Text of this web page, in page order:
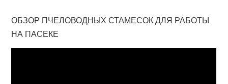
ОБЗОР ПЧЕЛОВОДНЫХ СТАМЕСОК ДЛЯ РАБОТЫ
НА ПАСЕКЕ